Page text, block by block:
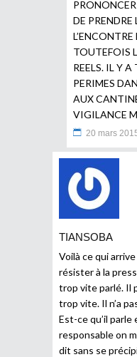
DE
TOUTEFOIS
REELS. IL Y
PERIMES
AUX
VIGILANCE
20 mars
TIANSOBA
Voilà ce qui
résister à la
trop vite parlé. Il
trop vite. Il n’a
Est-ce qu’il
responsable on
dit sans se